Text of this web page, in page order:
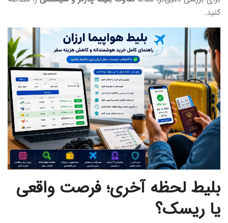
کنید.
بلیط لحظه آخری؛ فرصت واقعی
یا ریسک؟